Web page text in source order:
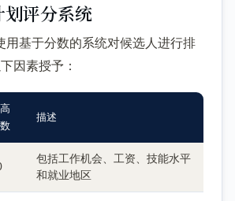
评分系统
用基于分数的系统对候选人进行排
因素授予：
描述
包括工作机会、工资、技能水平
和就业地区